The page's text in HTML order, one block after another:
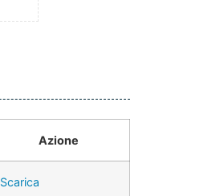
Azione
Scarica